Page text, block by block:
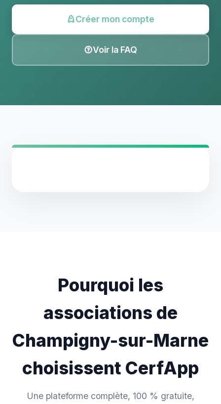
Créer mon compte
Voir la FAQ
Pourquoi les
associations de
Champigny-sur-Marne
choisissent CerfApp
Une plateforme complète, 100 % gratuite,